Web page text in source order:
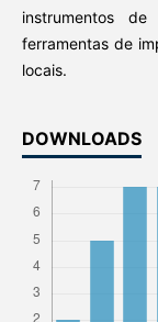
instrumentos
ferramentas de
locais.
DOWNLOADS